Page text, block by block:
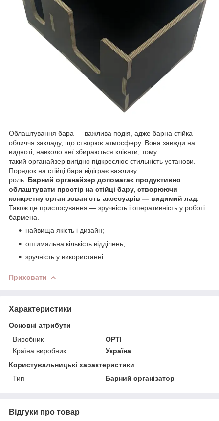
Облаштування бара — важлива подія, адже барна стійка —
обличчя закладу, що створює атмосферу. Вона завжди на
видноті, навколо неї збираються клієнти, тому
такий органайзер вигідно підкреслює стильність установи.
Порядок на стійці бара відіграє важливу
роль. Барний органайзер допомагає продуктивно
облаштувати простір на стійці бару, створюючи
конкретну організованість аксесуарів — видимий лад
Також це пристосування — зручність і оперативність у роботі
бармена.
найвища якість і дизайн;
оптимальна кількість відділень;
зручність у використанні.
Приховати
Характеристики
Основні атрибути
Виробник
OPTI
Країна виробник
Україна
Користувальницькі характеристики
Тип
Барний організатор
Відгуки про товар